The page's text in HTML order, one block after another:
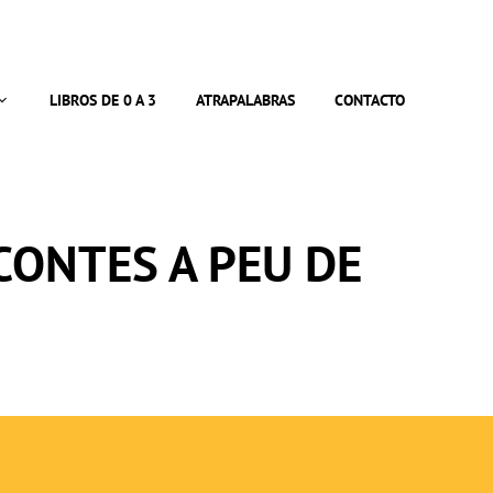
LIBROS DE 0 A 3 ATRAPALABRAS CONTACTO
A PEU DE